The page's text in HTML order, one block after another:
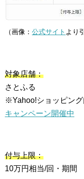
（画像： 公式サイト より
対象店舗：
さとふる
※Yahoo!ショッピン
キャンペーン開催中
付与上限：
10万円相当/回・期間